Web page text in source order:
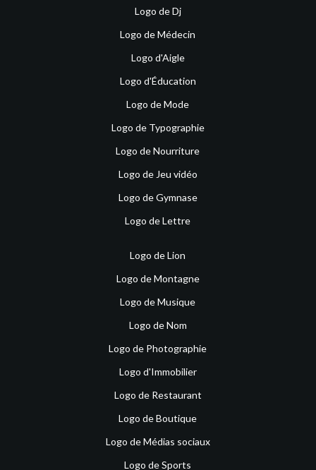
Logo de Dj
Logo de Médecin
Logo d'Aigle
Logo d'Éducation
Logo de Mode
Logo de Typographie
Logo de Nourriture
Logo de Jeu vidéo
Logo de Gymnase
Logo de Lettre
Logo de Lion
Logo de Montagne
Logo de Musique
Logo de Nom
Logo de Photographie
Logo d'Immobilier
Logo de Restaurant
Logo de Boutique
Logo de Médias sociaux
Logo de Sports